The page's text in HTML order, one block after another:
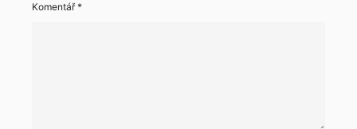
Komentář*